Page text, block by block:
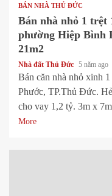
BÁN NHÀ THỦ ĐỨC
Bán nhà nhỏ 1 trệt
phường Hiệp Bình
21m2
Nhà đất Thủ Đức 5 năm ago
Bán căn nhà nhỏ xinh
Phước, TP.Thủ Đức.
cho vay 1,2 tỷ. 3m x
More